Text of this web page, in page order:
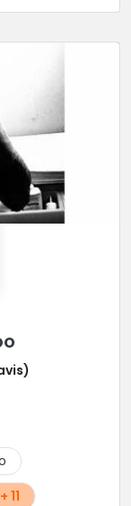
+ 11